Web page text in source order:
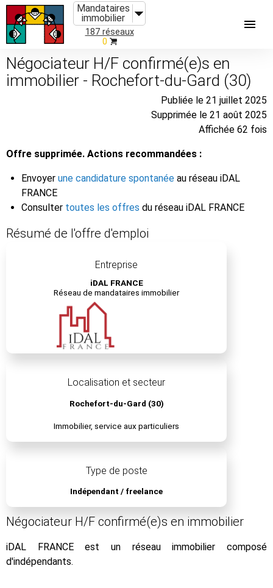
Mandataires
immobilier
187 réseaux
0
Négociateur H/F confirmé(e)s en
immobilier - Rochefort-du-Gard (30)
Publiée le 21 juillet 2025
Supprimée le 21 août 2025
Affichée 62 fois
Offre supprimée. Actions recommandées :
Envoyer une candidature spontanée au réseau iDAL
FRANCE
Consulter toutes les offres du réseau iDAL FRANCE
Résumé de l'offre d'emploi
Entreprise
iDAL FRANCE
Réseau de mandataires immobilier
Localisation et secteur
Rochefort-du-Gard (30)
Immobilier, service aux particuliers
Type de poste
Indépendant / freelance
Négociateur H/F confirmé(e)s en immobilier
iDAL FRANCE est un réseau immobilier composé
d'indépendants.